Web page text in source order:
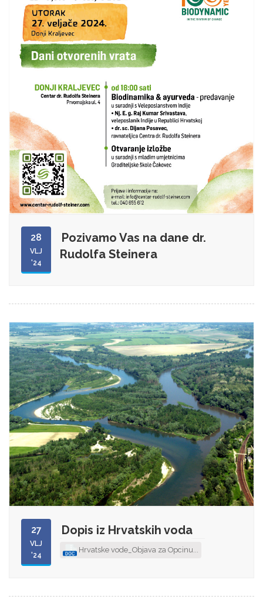
28
VLJ
'24
Pozivamo Vas na dane dr.
Rudolfa Steinera
27
VLJ
'24
Dopis iz Hrvatskih voda
Hrvatske vode_Objava za Opcinu...